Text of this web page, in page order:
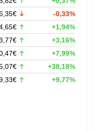
-0,33%
+1,94%
+3,16%
+7,99%
+38,18%
+9,77%